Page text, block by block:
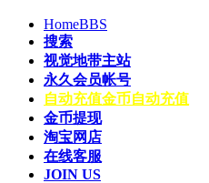
HomeBBS
搜索
视觉地带主站
永久会员帐号
自动充值金币自动充值
金币提现
淘宝网店
在线客服
JOIN US